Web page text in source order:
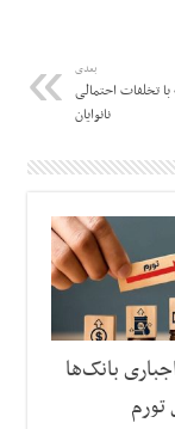
بعدی
تخلفات احتمالی
نانوایان
بانک‌ها